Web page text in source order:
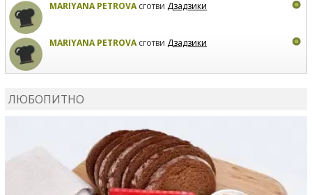
MARIYANA PETROVAсготви Дзадзики
MARIYANA PETROVAсготви Дзадзики
ЛЮБОПИТНО